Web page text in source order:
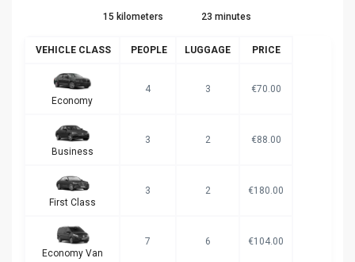
15 kilometers 23 minutes
VEHICLE CLASS PEOPLE LUGGAGE PRICE
Economy
4 3 €70.00
Business
3 2 €88.00
First Class
3 2 €180.00
Economy Van
7 6 €104.00